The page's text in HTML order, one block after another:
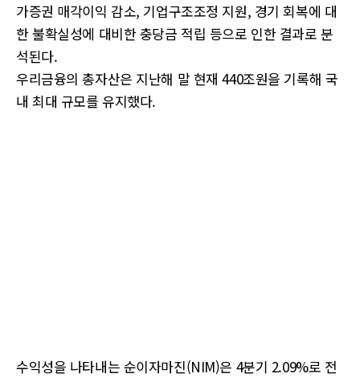
가증권 매각이익 감소, 기업구조조정 지원, 경기 회복에 대
한 불확실성에 대비한 충당금 적립 등으로 인한 결과로 분
석된다.
우리금융의 총자산은 지난해 말 현재 440조원을 기록해 국
내 최대 규모를 유지했다.
수익성을 나타내는 순이자마진(NIM)은 4분기 2.09%로 전